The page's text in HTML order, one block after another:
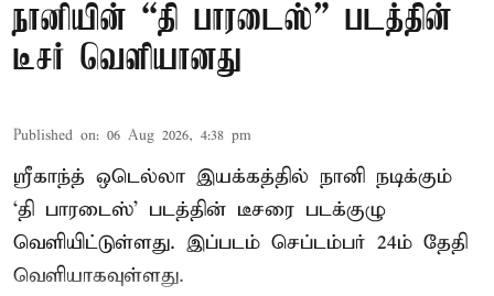
நானியின் “தி பாரடைஸ்” படத்தின்
டீசர் வெளியானது
Published on: 06 Aug 2026, 4:38 pm
ஸ்ரீகாந்த் ஒடெல்லா இயக்கத்தில் நானி நடிக்கும்
‘தி பாரடைஸ்’ படத்தின் டீசரை படக்குழு
வெளியிட்டுள்ளது. இப்படம் செப்டம்பர் 24ம் தேதி
வெளியாகவுள்ளது.